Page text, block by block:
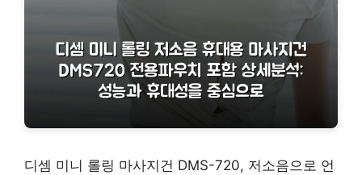
디셈 미니 롤링 마사지건 DMS-720, 저소음으로 언